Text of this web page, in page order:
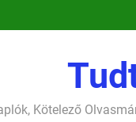
Kötelező